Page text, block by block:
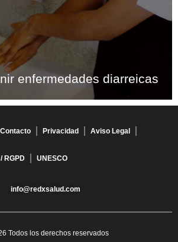
enfermedades diarreicas
Contacto Privacidad Aviso Legal
RGPD UNESCO
info@redxsalud.com
Todos los derechos reservados